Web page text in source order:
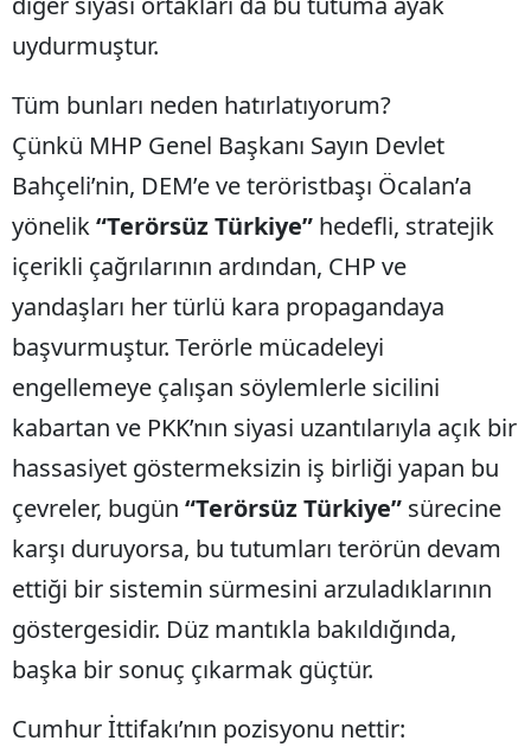
uydurmuştur.
Tüm bunları neden hatırlatıyorum?
Çünkü MHP Genel Başkanı Sayın Devlet
Bahçeli’nin, DEM’e ve teröristbaşı Öcalan’a
yönelik“Terörsüz Türkiye” hedefli, stratejik
içerikli çağrılarının ardından, CHP ve
yandaşları her türlü kara propagandaya
başvurmuştur. Terörle mücadeleyi
engellemeye çalışan söylemlerle sicilini
kabartan ve PKK’nın siyasi uzantılarıyla açık bir
hassasiyet göstermeksizin iş birliği yapan bu
çevreler, bugün “Terörsüz Türkiye” sürecine
karşı duruyorsa, bu tutumları terörün devam
ettiği bir sistemin sürmesini arzuladıklarının
göstergesidir. Düz mantıkla bakıldığında,
başka bir sonuç çıkarmak güçtür.
Cumhur İttifakı’nın pozisyonu nettir: